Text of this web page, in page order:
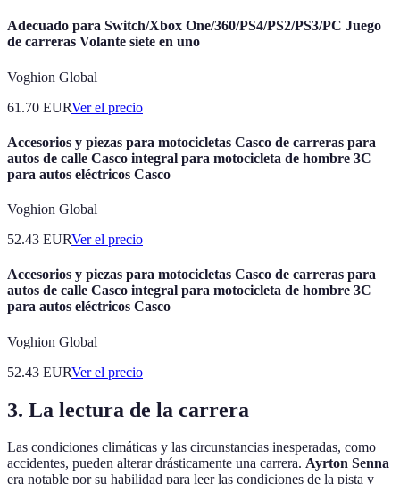
Adecuado para Switch/Xbox One/360/PS4/PS2/PS3/PC Juego
de carreras Volante siete en uno
Voghion Global
61.70 EURVer el precio
Accesorios y piezas para motocicletas Casco de carreras para
autos de calle Casco integral para motocicleta de hombre 3C
para autos eléctricos Casco
Voghion Global
52.43 EURVer el precio
Accesorios y piezas para motocicletas Casco de carreras para
autos de calle Casco integral para motocicleta de hombre 3C
para autos eléctricos Casco
Voghion Global
52.43 EURVer el precio
3. La lectura de la carrera
Las condiciones climáticas y las circunstancias inesperadas, como
accidentes, pueden alterar drásticamente una carrera. Ayrton Senna
era notable por su habilidad para leer las condiciones de la pista y